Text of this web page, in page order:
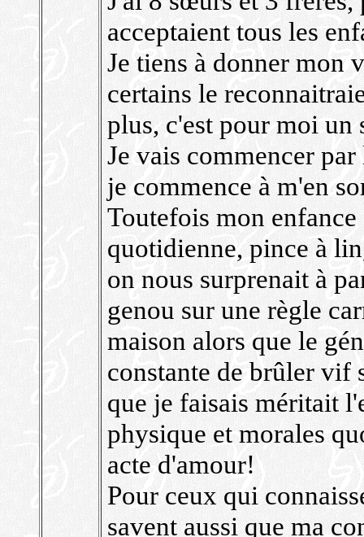
acceptaient tous les
Je tiens à donner mon
certains le
plus, c'est pour moi un
Je vais commencer
je commence à m'en
Toutefois mon
quotidienne, pince à
on nous surprenait à
genou sur une règle
maison alors que le
constante de brûler vif
que je faisais méritait
physique et morales
acte d'amour!
Pour ceux qui
savent aussi que ma